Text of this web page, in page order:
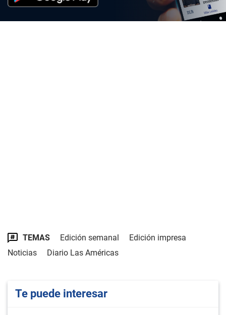
TEMAS Edición semanal
Edición impresa
Noticias
Diario Las Américas
Te puede interesar